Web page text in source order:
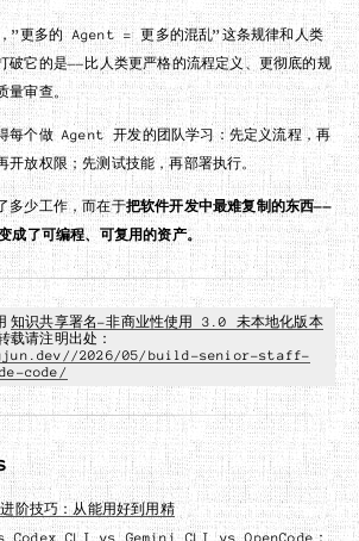
”更多的 Agent = 更多的混乱”这条规律和人类
破它的是——比人类更严格的流程定义、更彻底的规
量审查。
每个做 Agent 开发的团队学习：先定义流程，再
开放权限；先测试技能，再部署执行。
多少工作，而在于把软件开发中最难复制的东西——
成了可编程、可复用的资产。
知识共享署名-非商业性使用 3.0 未本地化版本
载请注明出处：
2026/05/build-senior-staff-
code/
阶技巧：从能用好到用精
Codex CLI vs Gemini CLI vs OpenCode：